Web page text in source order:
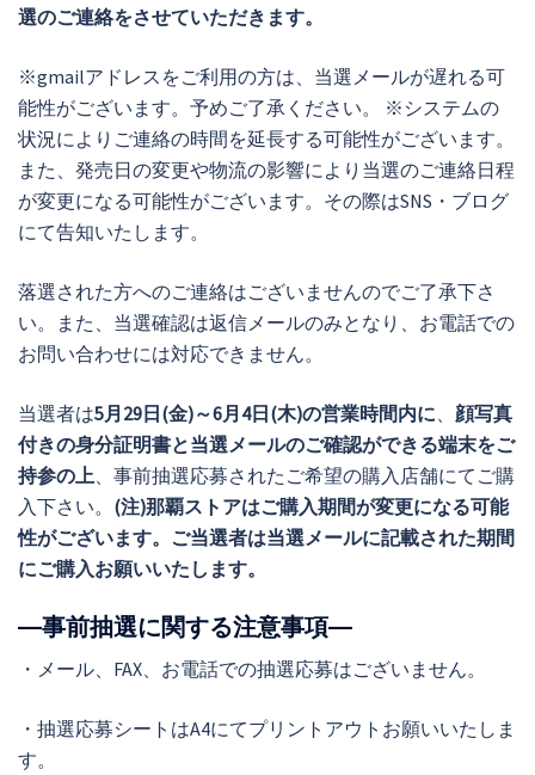
選のご連絡をさせていただきます。
※gmailアドレスをご利用の方は、当選メールが遅れる可
能性がございます。予めご了承ください。 ※システムの
状況によりご連絡の時間を延長する可能性がございます。
また、発売日の変更や物流の影響により当選のご連絡日程
が変更になる可能性がございます。その際はSNS・ブログ
にて告知いたします。
落選された方へのご連絡はございませんのでご了承下さ
い。また、当選確認は返信メールのみとなり、お電話での
お問い合わせには対応できません。
当選者は5月29日(金)～6月4日(木)の営業時間内に
顔写真
付きの身分証明書と当選メールのご確認ができる端末をご
持参の上 、事前抽選応募されたご希望の購入店舗にてご購
入下さい。 (注)那覇ストアはご購入期間が変更になる可能
性がございます。ご当選者は当選メールに記載された期間
にご購入お願いいたします。
―事前抽選に関する注意事項―
・メール、FAX、お電話での抽選応募はございません。
・抽選応募シートはA4にてプリントアウトお願いいたしま
す。